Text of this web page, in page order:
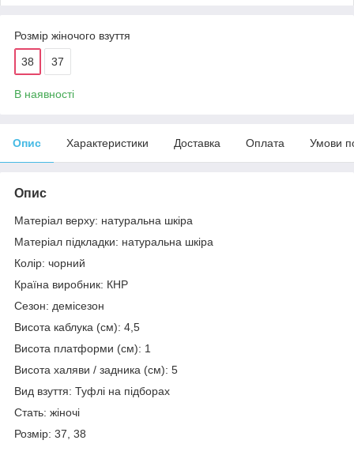
Розмір жіночого взуття
38 37
В наявності
Опис Характеристики Доставка Оплата Умови
Опис
Матеріал верху: натуральна шкіра
Матеріал підкладки: натуральна шкіра
Колір: чорний
Країна виробник: КНР
Сезон: демісезон
Висота каблука (см): 4,5
Висота платформи (см): 1
Висота халяви / задника (см): 5
Вид взуття: Туфлі на підборах
Стать: жіночі
Розмір: 37, 38